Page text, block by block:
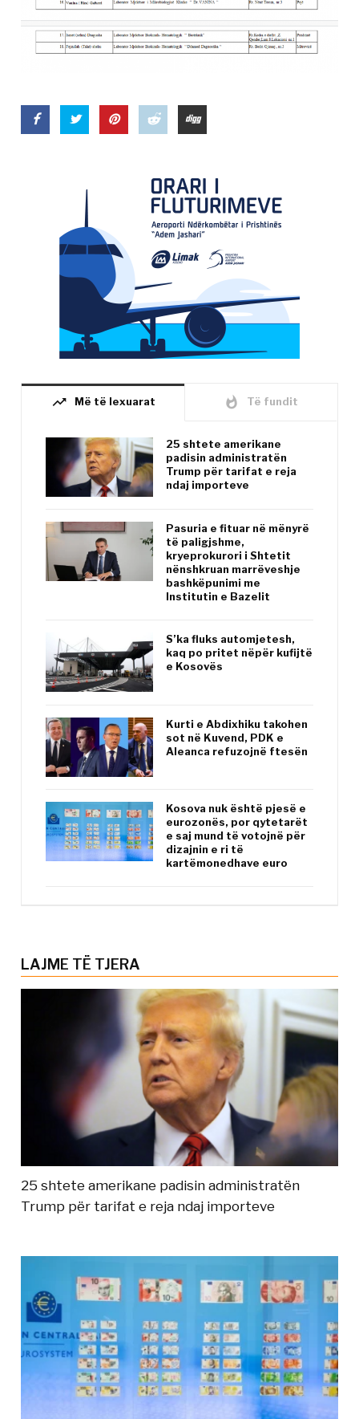
trending_up Më të lexuarat whatshot Të fundit
25 shtete amerikane
padisin administratën
Trump për tarifat e reja
ndaj importeve
Pasuria e fituar në mënyrë
të paligjshme,
kryeprokurori i Shtetit
nënshkruan marrëveshje
bashkëpunimi me
Institutin e Bazelit
S’ka fluks automjetesh,
kaq po pritet nëpër kufijtë
e Kosovës
Kurti e Abdixhiku takohen
sot në Kuvend, PDK e
Aleanca refuzojnë ftesën
Kosova nuk është pjesë e
eurozonës, por qytetarët
e saj mund të votojnë për
dizajnin e ri të
kartëmonedhave euro
LAJME TË TJERA
25 shtete amerikane padisin administratën
Trump për tarifat e reja ndaj importeve